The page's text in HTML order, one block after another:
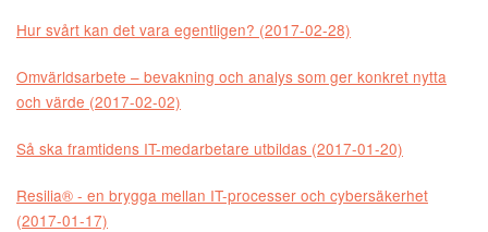
Hur svårt kan det vara egentligen? (2017-02-28)
Omvärldsarbete – bevakning och analys som ger konkret nytta
och värde (2017-02-02)
Så ska framtidens IT-medarbetare utbildas (2017-01-20)
Resilia® - en brygga mellan IT-processer och cybersäkerhet
(2017-01-17)